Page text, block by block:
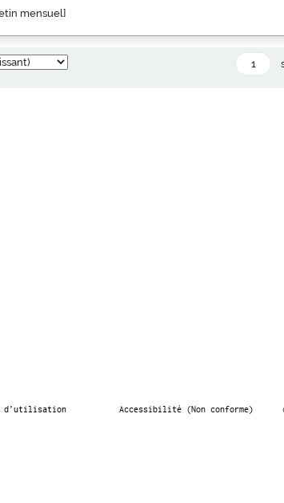
mensuel]
d’utilisation Accessibilité (Non conforme)